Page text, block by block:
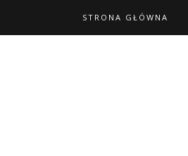
STRONA GŁÓWNA